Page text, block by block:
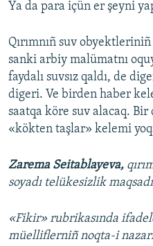
Ya da para içün er şeyni
Qırımnıñ suv
sanki arbiy malümatnı
faydalı suvsız qaldı, de
digeri. Ve birden haber
saatqa köre suv alacaq. Bir
«kökten taşlar» kelemi
Zarema Seitablayeva,
soyadı telükesizlik
«Fikir» rubrikasında
müelliflerniñ noqta-i